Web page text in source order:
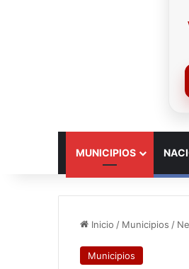
MUNICIPIOS
Inicio / Municipios /
Municipios